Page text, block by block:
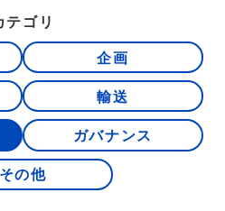
テゴリ
企画
輸送
ガバナンス
その他